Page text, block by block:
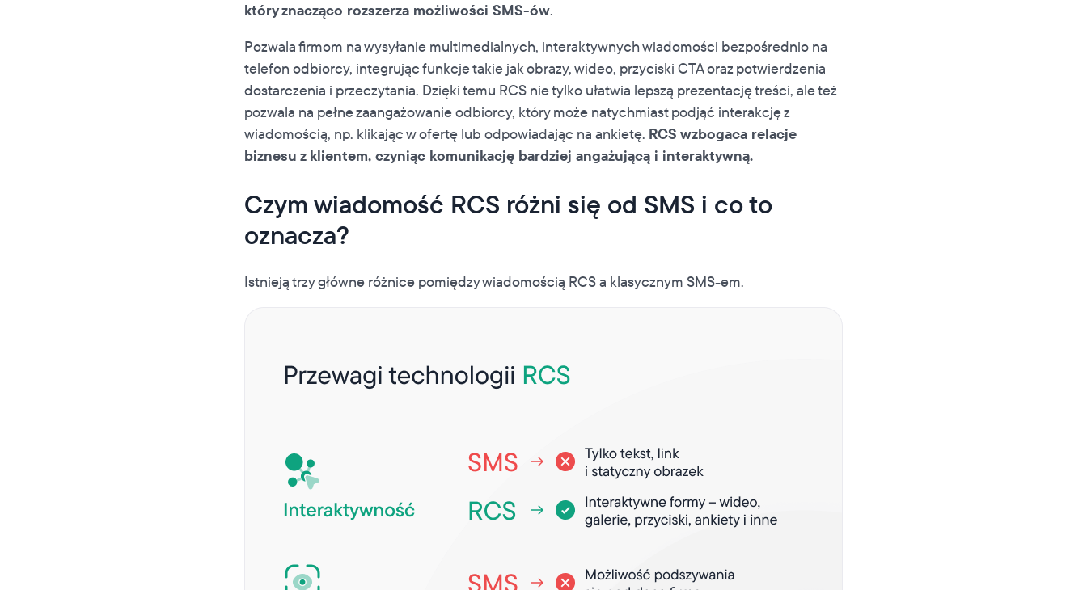
który znacząco rozszerza możliwości SMS-ów.
Pozwala firmom na wysyłanie multimedialnych, interaktywnych wiadomości bezpośrednio na
telefon odbiorcy, integrując funkcje takie jak obrazy, wideo, przyciski CTA oraz potwierdzenia
dostarczenia i przeczytania. Dzięki temu RCS nie tylko ułatwia lepszą prezentację treści, ale też
pozwala na pełne zaangażowanie odbiorcy, który może natychmiast podjąć interakcję z
wiadomością, np. klikając w ofertę lub odpowiadając na ankietę. RCS wzbogaca relacje
biznesu z klientem, czyniąc komunikację bardziej angażującą i interaktywną.
Czym wiadomość RCS różni się od SMS i co to
oznacza?
Istnieją trzy główne różnice pomiędzy wiadomością RCS a klasycznym SMS-em.